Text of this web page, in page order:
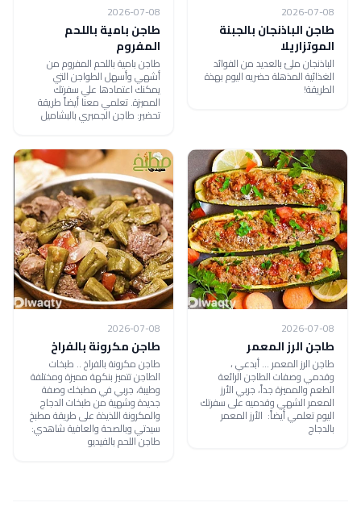
2026-07-08
طاجن الباذنجان بالجبنة
الموتزاريلا
الباذنجان ملئ بالعديد من الفوائد
الغذائية المذهلة حضريه اليوم بهذة
الطريقة!
2026-07-08
طاجن بامية باللحم
المفروم
طاجن بامية باللحم المفروم من
أشهي وأسهل الطواجن التي
يمكنك اعتمادها علي سفرتك
المميزة. تعلمي معنا أيضاً طريقة
تحضير: طاجن الجمبري بالبشاميل
2026-07-08
طاجن الرز المعمر
طاجن الرز المعمر ... أبدعي ،
وقدمي وصفات الطاجن الرائعة
الطعم والمميزة جداً، جربي الأرز
المعمر الشهي وقدميه على سفرتك
اليوم تعلمي أيضاً: الأرز المعمر
بالدجاج
2026-07-08
طاجن مكرونة بالفراخ
طاجن مكرونة بالفراخ .. طبخات
الطاجن تتميز بنكهة مميزة ومختلفة
وطيبة، جربي في مطبخك وصفة
جديدة وشهية من طبخات الدجاج
والمكرونة اللذيذة على طريقة مطبخ
سيدتي وبالصحة والعافية شاهدي:
طاجن اللحم بالفيديو